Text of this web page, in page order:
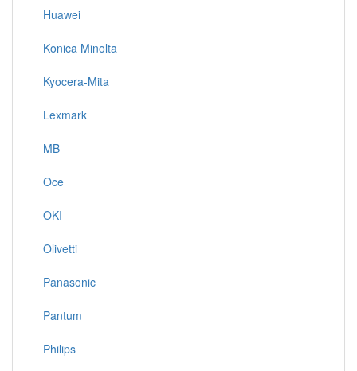
Huawei
Konica Minolta
Kyocera-Mita
Lexmark
MB
Oce
OKI
Olivetti
Panasonic
Pantum
Philips